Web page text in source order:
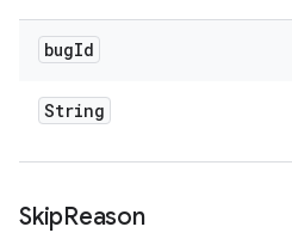
bugId
String
SkipReason